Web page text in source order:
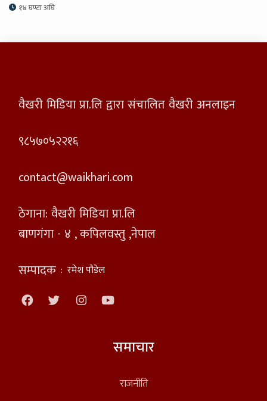
१४ घण्टा अघि
वैखरी मिडिया प्रा.लि द्वारा संचालित वैखरी अनलाइन
९८५७०५२२१६
contact@waikhari.com
ठेगाना: वैखरी मिडिया प्रा.लि
बाणगंगा - ४ , कपिलवस्तु ,नेपाल
सम्पादक : रमेश पौडेल
समाचार
राजनीति